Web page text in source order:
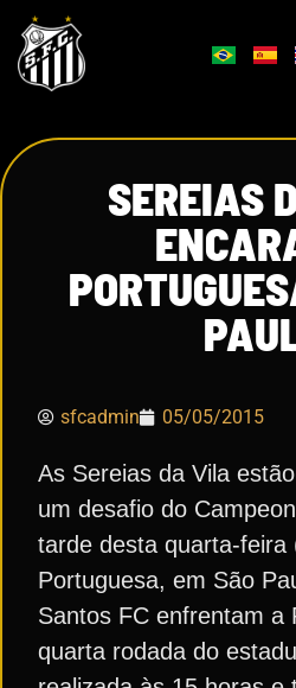
SEREIAS
sfcadmin 05/05/2015
As Sereias da Vila
um desafio do
tarde desta quarta-feira
Portuguesa, em São
Santos FC enfrentam a
quarta rodada do